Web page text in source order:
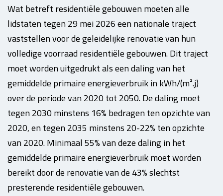
Wat betreft residentiële gebouwen moeten alle
lidstaten tegen 29 mei 2026 een nationale traject
vaststellen voor de geleidelijke renovatie van hun
volledige voorraad residentiële gebouwen. Dit traject
moet worden uitgedrukt als een daling van het
gemiddelde primaire energieverbruik in kWh/(m².j)
over de periode van 2020 tot 2050. De daling moet
tegen 2030 minstens 16% bedragen ten opzichte van
2020, en tegen 2035 minstens 20-22% ten opzichte
van 2020. Minimaal 55% van deze daling in het
gemiddelde primaire energieverbruik moet worden
bereikt door de renovatie van de 43% slechtst
presterende residentiële gebouwen.